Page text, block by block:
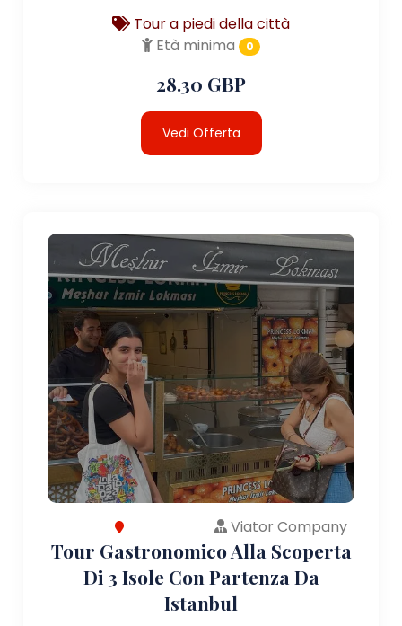
Tour a piedi della città
Età minima
0
28.30 GBP
Vedi Offerta
Viator Company
Tour Gastronomico Alla Scoperta
Di 3 Isole Con Partenza Da
Istanbul